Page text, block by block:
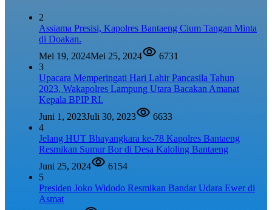
2
Assiama Presisi, Kapolres Bantaeng Cium Tangan Minta
di Doakan.
Mei 19, 2024Mei 25, 2024
6731
3
Upacara Memperingati Hari Lahir Pancasila Tahun
2023, Wakapolres Lampung Utara Bacakan Amanat
Kepala BPIP RI.
Juni 1, 2023Juli 30, 2023
6633
4
Jelang HUT Bhayangkara ke-78 Kapolres Bantaeng
Resmikan Sumur Bor di Desa Kaloling Bantaeng
Juni 25, 2024
6154
5
Presiden Joko Widodo Resmikan Bandar Udara Ewer di
Asmat